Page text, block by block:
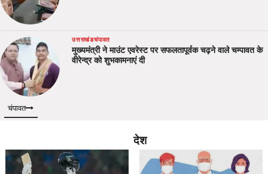
उत्तराखंडचंपावत
मुख्यमंत्री ने माउंट एवरेस्ट पर सफलतापूर्वक चढ़ने वाले चम्पावत के
वीरेन्द्र को शुभकामनाएं दी
चंपावत
देश